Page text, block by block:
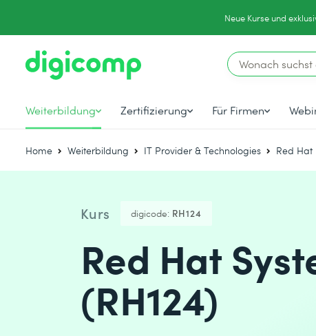
Neue Kurse und
Weiterbildung Zertifizierung Für Firmen
Home Weiterbildung IT Provider & Technologies Red Hat
Kurs digicode: RH124
Red Hat
(RH124)